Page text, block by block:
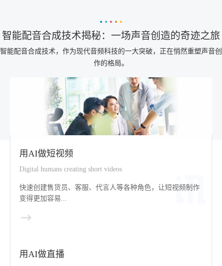
智能配音合成技术揭秘：一场声音创造的奇迹之旅
智能配音合成技术，作为现代音频科技的一大突破，正在悄然重塑声音创
作的格局。
用AI做短视频
Digital humans creating short videos
快速创建售货员、客服、代言人等各种角色，让短视频制作
变得更加容易...
用AI做直播